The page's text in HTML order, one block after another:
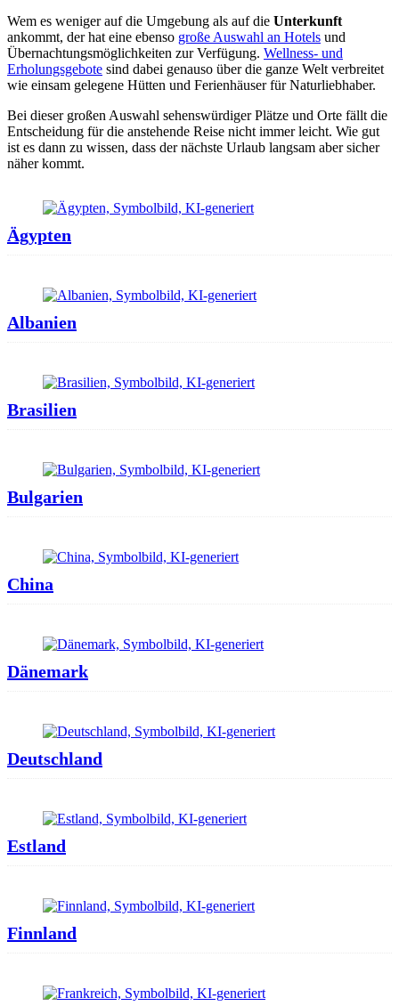
Wem es weniger auf die Umgebung als auf die Unterkunft
ankommt, der hat eine ebenso große Auswahl an Hotels und
Übernachtungsmöglichkeiten zur Verfügung. Wellness- und
Erholungsgebote sind dabei genauso über die ganze Welt verbreitet
wie einsam gelegene Hütten und Ferienhäuser für Naturliebhaber.
Bei dieser großen Auswahl sehenswürdiger Plätze und Orte fällt die
Entscheidung für die anstehende Reise nicht immer leicht. Wie gut
ist es dann zu wissen, dass der nächste Urlaub langsam aber sicher
näher kommt.
Ägypten
Albanien
Brasilien
Bulgarien
China
Dänemark
Deutschland
Estland
Finnland